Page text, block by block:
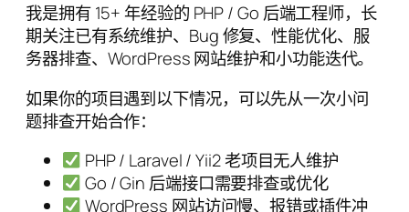
我是拥有 15+ 年经验的 PHP / Go 后端工程师，长
期关注已有系统维护、Bug 修复、性能优化、服
务器排查、WordPress 网站维护和小功能迭代。
如果你的项目遇到以下情况，可以先从一次小问
题排查开始合作：
PHP / Laravel / Yii2 老项目无人维护
Go / Gin 后端接口需要排查或优化
WordPress 网站访问慢、报错或插件冲